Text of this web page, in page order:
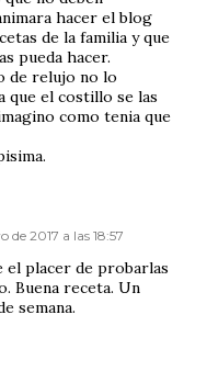
hacer el blog
de la familia y que
pueda hacer.
de relujo no lo
que el costillo se las
como tenia que
de 2017 a las 18:57
el placer de probarlas
Buena receta. Un
semana.